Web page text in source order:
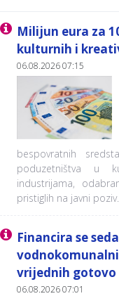
Milijun eura za
kulturnih i
06.08.2026 07:15
bespovratnih
poduzetništva u
industrijama,
pristiglih na javni poziv.
Financira se
vrijednih gotovo
06.08.2026 07:01